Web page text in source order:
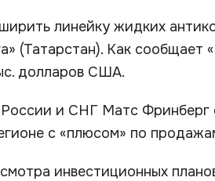
линейку жидких
(Татарстан). Как сообщает
долларов США.
и СНГ Матс Фринберг
с «плюсом» по
инвестиционных